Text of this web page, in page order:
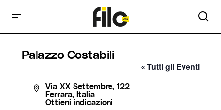
Palazzo Costabili
« Tutti gli Eventi
Indirizzo
Via XX Settembre, 122
Ferrara, Italia
Ottieni indicazioni